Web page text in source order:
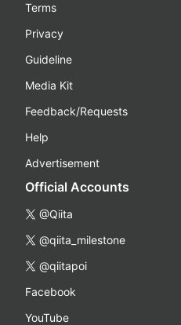
Terms
Privacy
Guideline
Media Kit
Feedback/Requests
Help
Advertisement
Official Accounts
@Qiita
@qiita_milestone
@qiitapoi
Facebook
YouTube